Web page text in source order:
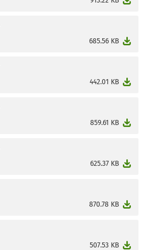
685.56 KB
442.01 KB
859.61 KB
625.37 KB
870.78 KB
507.53 KB